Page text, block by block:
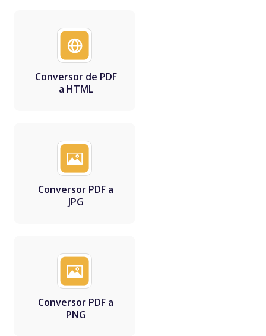
Conversor de PDF
a HTML
Conversor PDF a
JPG
Conversor PDF a
PNG